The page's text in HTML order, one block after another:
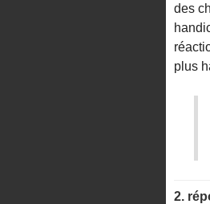
des
plus
2.